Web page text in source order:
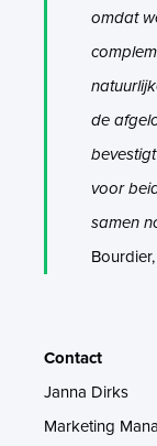
omdat
de
voor
samen
Contact
Janna Dirks
Marketing